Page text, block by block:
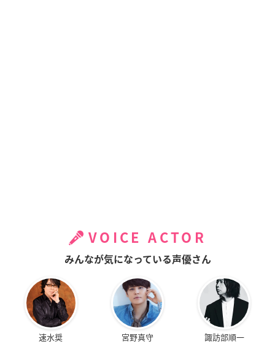
VOICE ACTOR
みんなが気になっている声優さん
速水奨 宮野真守 諏訪部順一